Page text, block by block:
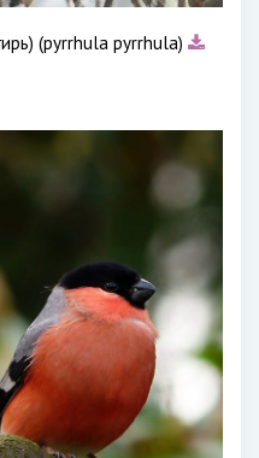
(pyrrhula pyrrhula)